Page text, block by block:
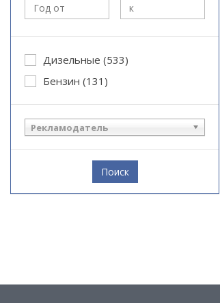
Дизельные (533)
Бензин (131)
Рекламодатель
Поиск